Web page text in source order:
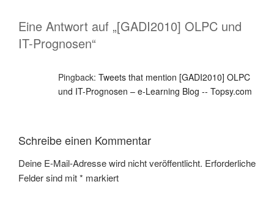
Eine Antwort auf „[GADI2010] OLPC und
IT-Prognosen“
Pingback: Tweets that mention [GADI2010] OLPC
und IT-Prognosen – e-Learning Blog -- Topsy.com
Schreibe einen Kommentar
Deine E-Mail-Adresse wird nicht veröffentlicht. Erforderliche
Felder sind mit* markiert